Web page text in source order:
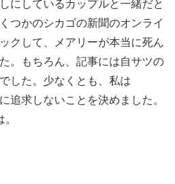
にしているカップルと一緒だと
つかのシカゴの新聞のオンライ
クして、メアリーが本当に死ん
。もちろん、記事には自サツの
した。少なくとも、私は
追求しないことを決めました。